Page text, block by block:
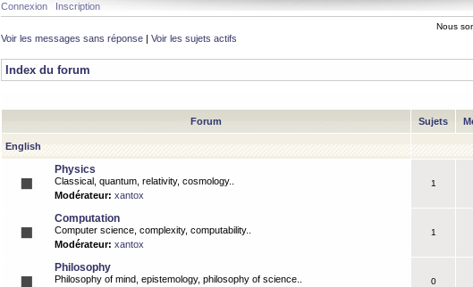
Connexion Inscription
Nous
Voir les messages sans réponse | Voir les sujets actifs
Index du forum
Forum Sujets
English
Physics
Classical, quantum, relativity, cosmology..
Modérateur: xantox
1
Computation
Computer science, complexity, computability..
Modérateur: xantox
1
Philosophy
Philosophy of mind, epistemology, philosophy of science..
0